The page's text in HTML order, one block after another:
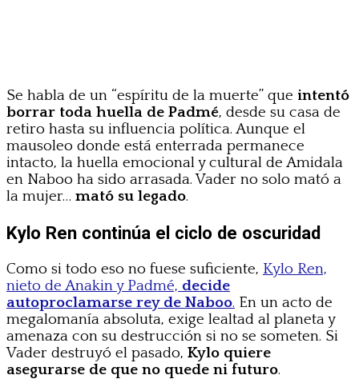
Se habla de un “espíritu de la muerte” que intentó
borrar toda huella de Padmé, desde su casa de
retiro hasta su influencia política. Aunque el
mausoleo donde está enterrada permanece
intacto, la huella emocional y cultural de Amidala
en Naboo ha sido arrasada. Vader no solo mató a
la mujer… mató su legado.
Kylo Ren continúa el ciclo de oscuridad
Como si todo eso no fuese suficiente, Kylo Ren,
nieto de Anakin y Padmé, decide
autoproclamarse rey de Naboo. En un acto de
megalomanía absoluta, exige lealtad al planeta y
amenaza con su destrucción si no se someten. Si
Vader destruyó el pasado, Kylo quiere
asegurarse de que no quede ni futuro.